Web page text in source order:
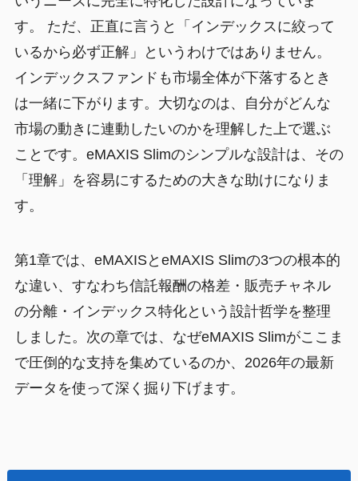
す。 ただ、正直に言うと「インデックスに絞って
いるから必ず正解」というわけではありません。
インデックスファンドも市場全体が下落するとき
は一緒に下がります。大切なのは、自分がどんな
市場の動きに連動したいのかを理解した上で選ぶ
ことです。eMAXIS Slimのシンプルな設計は、その
「理解」を容易にするための大きな助けになりま
す。
第1章では、eMAXISとeMAXIS Slimの3つの根本的
な違い、すなわち信託報酬の格差・販売チャネル
の分離・インデックス特化という設計哲学を整理
しました。次の章では、なぜeMAXIS Slimがここま
で圧倒的な支持を集めているのか、2026年の最新
データを使って深く掘り下げます。